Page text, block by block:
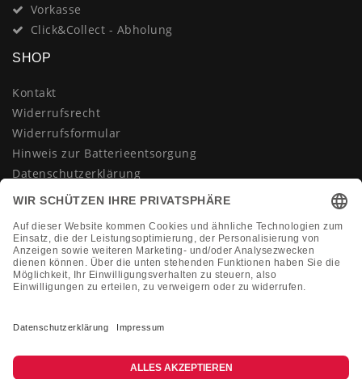
Vorkasse
Click&Collect - Abholung
SHOP
Kontakt
Widerrufsrecht
Widerrufsformular
Hinweis zur Batterieentsorgung
Datenschutzerklärung
AGB
Vertrag widerrufen
KONTAKT
+49 (0)2133 210433
shop@dienadel.de
Kieler Str. 18 - 41540 Dormagen